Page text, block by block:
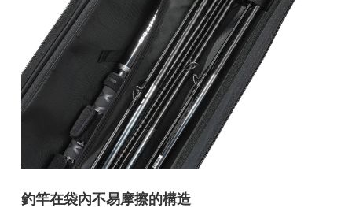
釣竿在袋內不易摩擦的構造